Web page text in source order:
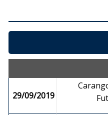
29/09/2019